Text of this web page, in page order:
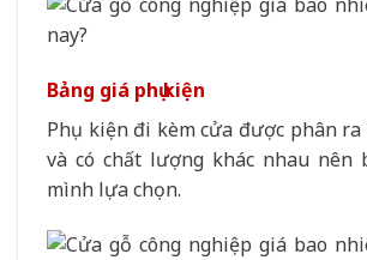
Bảng giá phụ kiện
Phụ kiện đi kèm cửa được phân
và có chất lượng khác nhau nên
mình lựa chọn.